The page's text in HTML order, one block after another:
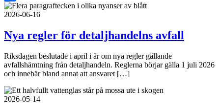
Facebook
Fler nyheter
2026-06-16
Nya regler för detaljhandelns avfall
Riksdagen beslutade i april i år om nya regler gällande
avfallshämtning från detaljhandeln. Reglerna börjar gälla 1 juli 2026
och innebär bland annat att ansvaret […]
2026-05-14